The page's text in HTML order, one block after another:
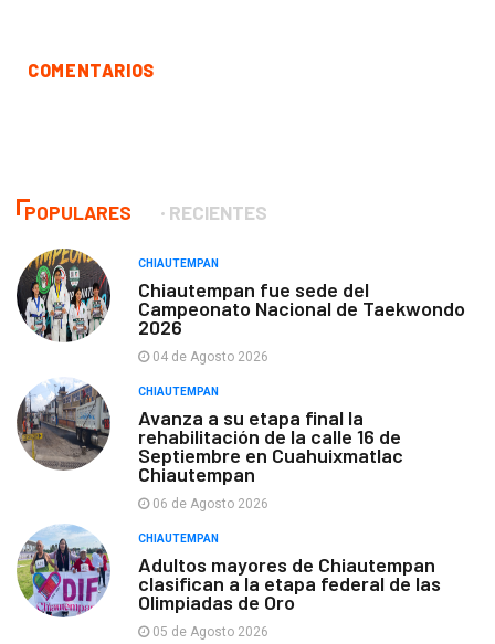
COMENTARIOS
POPULARES RECIENTES
CHIAUTEMPAN
Chiautempan fue sede del
Campeonato Nacional de Taekwondo
2026
04 de Agosto 2026
CHIAUTEMPAN
Avanza a su etapa final la
rehabilitación de la calle 16 de
Septiembre en Cuahuixmatlac
Chiautempan
06 de Agosto 2026
CHIAUTEMPAN
Adultos mayores de Chiautempan
clasifican a la etapa federal de las
Olimpiadas de Oro
05 de Agosto 2026